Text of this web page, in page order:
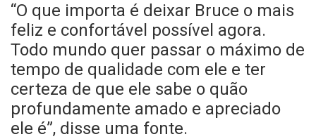
“O que importa é deixar Bruce o mais
feliz e confortável possível agora.
Todo mundo quer passar o máximo de
tempo de qualidade com ele e ter
certeza de que ele sabe o quão
profundamente amado e apreciado
ele é”, disse uma fonte.